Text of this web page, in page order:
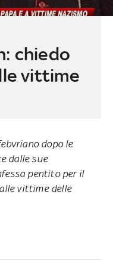
chiedo
vittime
dopo le
dalle sue
pentito per il
vittime delle